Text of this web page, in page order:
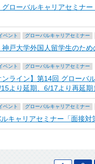
グローバルキャリアセミナ
ベント グローバルキャリアセミナー
神戸大学外国人留学生のた
ベント グローバルキャリアセミナー
ンライン】第14回 グロー
より延期、6/17より再延期
ベント グローバルキャリアセミナー
キャリアセミナー「面接対